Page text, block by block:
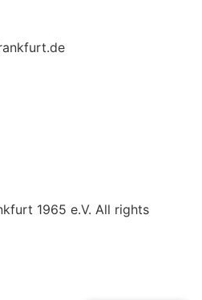
1965 e.V. All rights